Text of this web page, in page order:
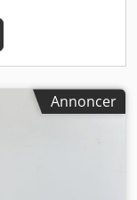
Annoncer